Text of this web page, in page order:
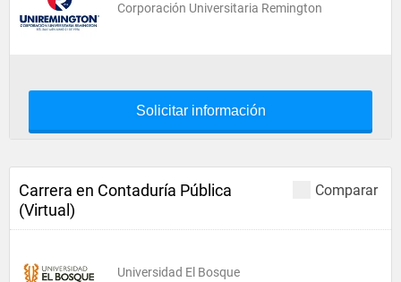
Corporación Universitaria Remington
Solicitar información
Comparar
Carrera en Contaduría Pública
(Virtual)
Universidad El Bosque